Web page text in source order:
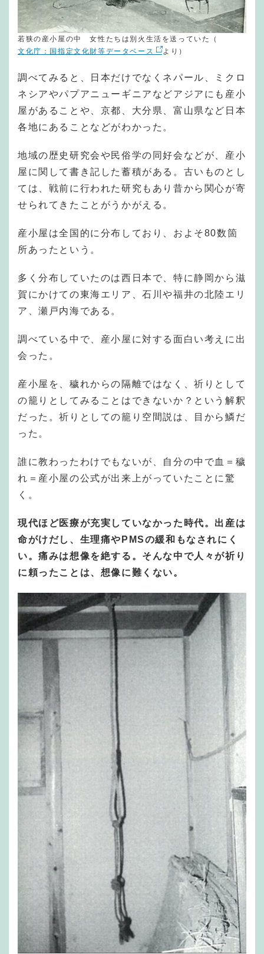
若狭の産小屋の中 女性たちは別火生活を送っていた（
文化庁：国指定文化財等データベース
より）
調べてみると、日本だけでなくネパール、ミクロ
ネシアやパプアニューギニアなどアジアにも産小
屋があることや、京都、大分県、富山県など日本
各地にあることなどがわかった。
地域の歴史研究会や民俗学の同好会などが、産小
屋に関して書き記した蓄積がある。古いものとし
ては、戦前に行われた研究もあり昔から関心が寄
せられてきたことがうかがえる。
産小屋は全国的に分布しており、およそ80数箇
所あったという。
多く分布していたのは西日本で、特に静岡から滋
賀にかけての東海エリア、石川や福井の北陸エリ
ア、瀬戸内海である。
調べている中で、産小屋に対する面白い考えに出
会った。
産小屋を、穢れからの隔離ではなく、祈りとして
の籠りとしてみることはできないか？という解釈
だった。祈りとしての籠り空間説は、目から鱗だ
った。
誰に教わったわけでもないが、自分の中で血＝穢
れ＝産小屋の公式が出来上がっていたことに驚
く。
現代ほど医療が充実していなかった時代。出産は
命がけだし、生理痛やPMSの緩和もなされにく
い。痛みは想像を絶する。そんな中で人々が祈り
に頼ったことは、想像に難くない。